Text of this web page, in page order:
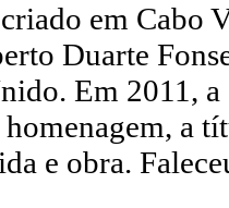
em Cabo
Duarte
Em 2011,
a
e obra.